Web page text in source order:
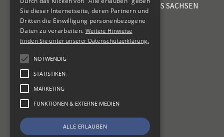
STEUERBERATERKAMMER DES FREISTAATES SACHSEN
Emil-Fuchs-Str. 2
04105Leipzig
+49 341 56336-0
kammer@sbk-sachsen.de
KONTAKT
IMPRESSUM
DATENSCHUTZ
ERKLÄRUNG ZUR BARRIEREFREIHEIT
Sie dieser Internetseite, deren Partnern und
Dritten die Einwilligung personenbezogene
Daten zu verarbeiten. Weitere Hinweise
finden Sie unter unserer Datenschutzerklärung.
NOTWENDIG
STATISTIKEN
MARKETING
FUNKTIONEN & EXTERNE MEDIEN
ALLE ERLAUBEN